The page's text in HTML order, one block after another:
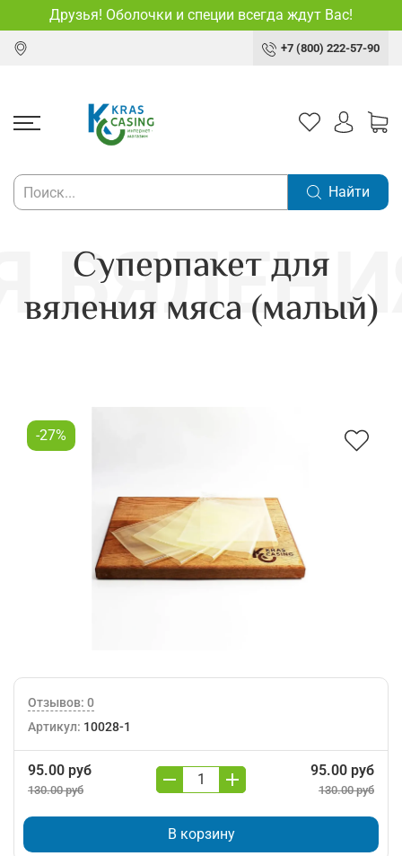
Друзья! Оболочки и специи всегда ждут Вас!
+7 (800) 222-57-90
Найти
Суперпакет для
вяления мяса (малый)
-27%
Отзывов: 0
Артикул: 10028-1
95.00 руб
130.00 руб
95.00 руб
130.00 руб
В корзину